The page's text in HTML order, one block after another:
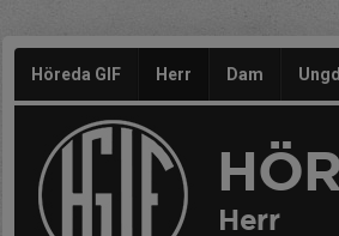
Höreda GIF Herr Dam
Herr